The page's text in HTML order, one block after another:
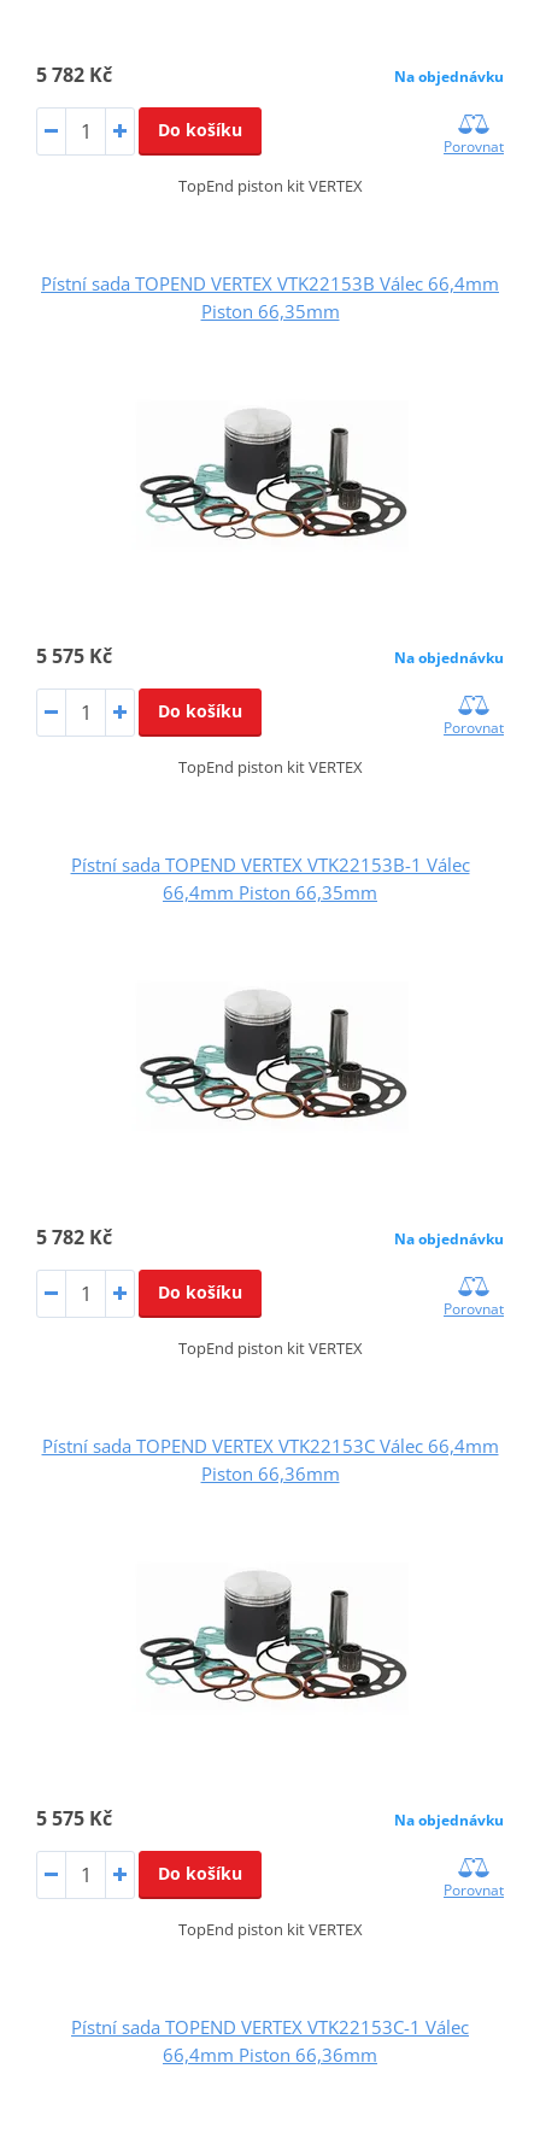
5 782 Kč Na objednávku
Do košíku
Porovnat
TopEnd piston kit VERTEX
Pístní sada TOPEND VERTEX VTK22153B Válec 66,4mm
Piston 66,35mm
5 575 Kč Na objednávku
Do košíku
Porovnat
TopEnd piston kit VERTEX
Pístní sada TOPEND VERTEX VTK22153B-1 Válec
66,4mm Piston 66,35mm
5 782 Kč Na objednávku
Do košíku
Porovnat
TopEnd piston kit VERTEX
Pístní sada TOPEND VERTEX VTK22153C Válec 66,4mm
Piston 66,36mm
5 575 Kč Na objednávku
Do košíku
Porovnat
TopEnd piston kit VERTEX
Pístní sada TOPEND VERTEX VTK22153C-1 Válec
66,4mm Piston 66,36mm